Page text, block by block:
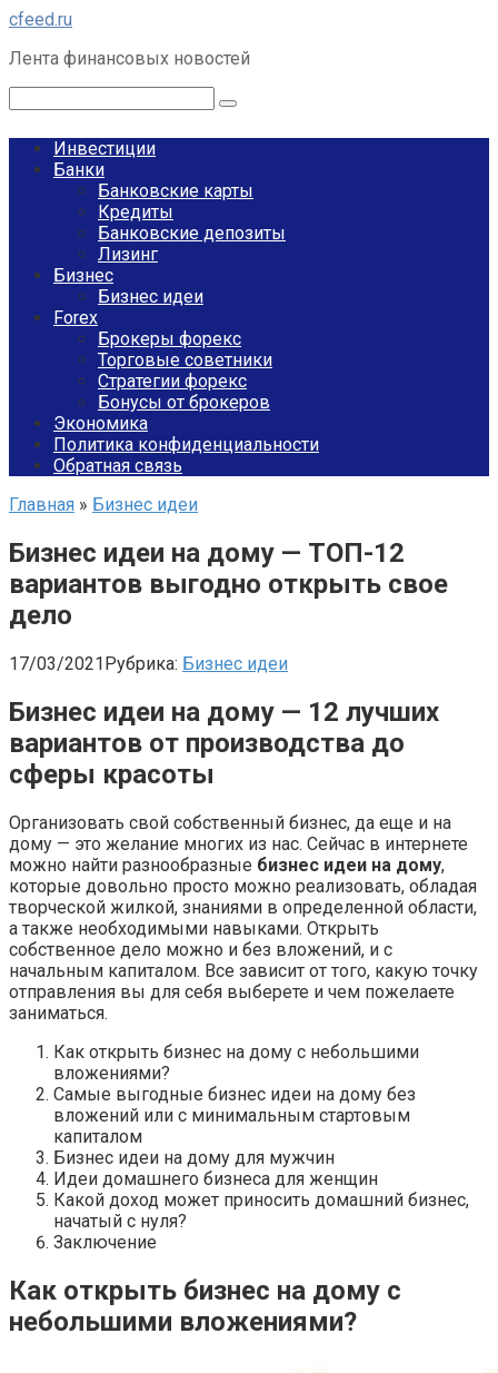
Перейти
контенту
cfeed.ru
Лента финансовых новостей
Инвестиции
Банки
Банковские карты
Кредиты
Банковские депозиты
Лизинг
Бизнес
Бизнес идеи
Forex
Брокеры форекс
Торговые советники
Стратегии форекс
Бонусы от брокеров
Экономика
Политика конфиденциальности
Обратная связь
Главная » Бизнес идеи
Бизнес идеи на дому — ТОП-12
вариантов выгодно открыть свое
дело
17/03/2021Рубрика: Бизнес идеи
Бизнес идеи на дому — 12 лучших
вариантов от производства до
сферы красоты
Организовать свой собственный бизнес, да еще и на
дому — это желание многих из нас. Сейчас в интернете
можно найти разнообразные бизнес идеи на дому,
которые довольно просто можно реализовать, обладая
творческой жилкой, знаниями в определенной области,
а также необходимыми навыками. Открыть
собственное дело можно и без вложений, и с
начальным капиталом. Все зависит от того, какую точку
отправления вы для себя выберете и чем пожелаете
заниматься.
Как открыть бизнес на дому с небольшими
вложениями?
Самые выгодные бизнес идеи на дому без
вложений или с минимальным стартовым
капиталом
Бизнес идеи на дому для мужчин
Идеи домашнего бизнеса для женщин
Какой доход может приносить домашний бизнес,
начатый с нуля?
Заключение
Как открыть бизнес на дому с
небольшими вложениями?